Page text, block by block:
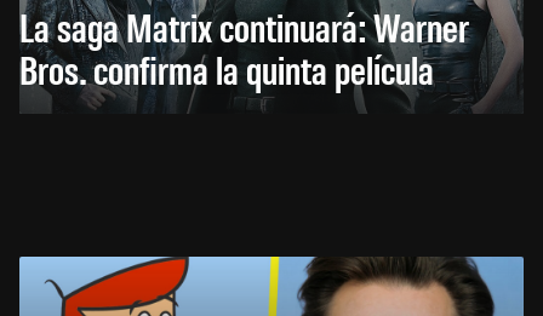
La saga Matrix continuará: Warner
Bros. confirma la quinta película